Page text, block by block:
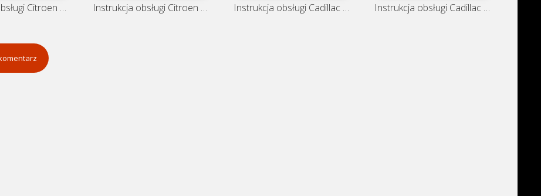
Instrukcja obsługi Citroen C5 2012 Instrukcja obsługi Citroen DS4 2011 Instrukcja obsługi Cadillac Escalade i Instrukcja obsługi Cadillac SRX 2014